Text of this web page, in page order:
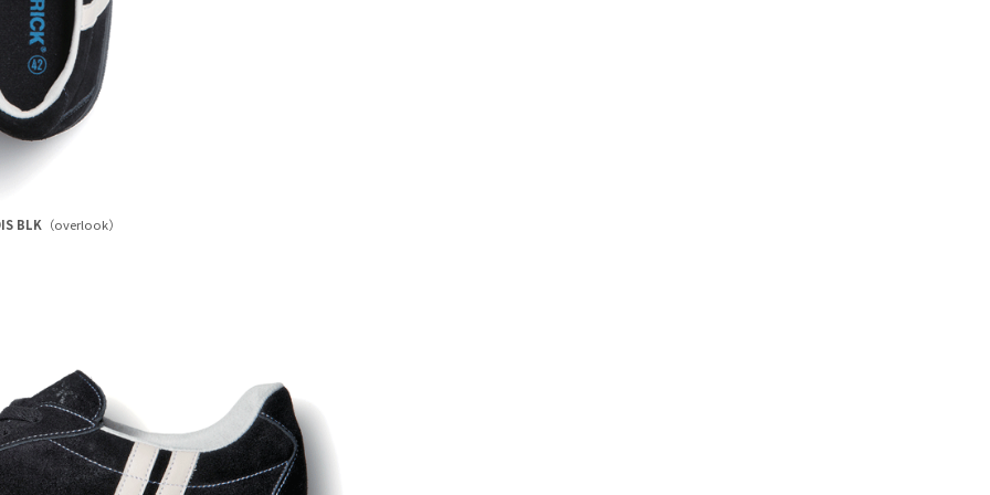
BLK （overlook）